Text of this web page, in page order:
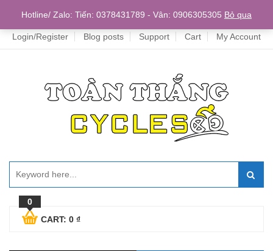
Home
Login/Register Blog posts Support Cart My Account
0
CART: 0 ₫
Hotline/ Zalo: Tiến: 0378431789 - Vân: 0906305305 Bỏ qua